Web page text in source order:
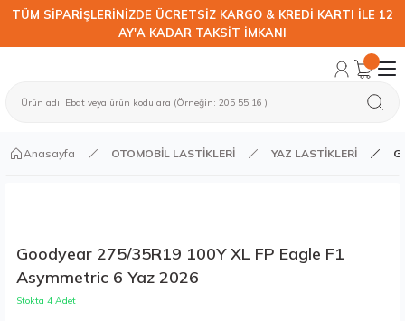
TÜM SİPARİŞLERİNİZDE ÜCRETSİZ KARGO & KREDİ KARTI İLE 12
AY'A KADAR TAKSİT İMKANI
Anasayfa OTOMOBİL LASTİKLERİ YAZ LASTİKLERİ
Goodyear 275/35R19 100Y XL FP Eagle F1
Asymmetric 6 Yaz 2026
Stokta 4 Adet